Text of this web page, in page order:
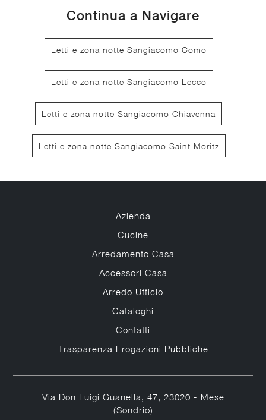
Continua a Navigare
Letti e zona notte Sangiacomo Como
Letti e zona notte Sangiacomo Lecco
Letti e zona notte Sangiacomo Chiavenna
Letti e zona notte Sangiacomo Saint Moritz
Azienda
Cucine
Arredamento Casa
Accessori Casa
Arredo Ufficio
Cataloghi
Contatti
Trasparenza Erogazioni Pubbliche
Via Don Luigi Guanella, 47, 23020 - Mese
(Sondrio)